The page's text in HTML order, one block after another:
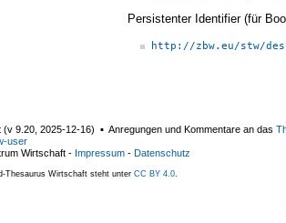
Persistenter Identifier (für
http://zbw.eu/stw/
(v 9.20 2025-12-16) ▪ Anregungen und Kommentare an das
user
Wirtschaft - Impressum - Datenschutz
Thesaurus Wirtschaft steht unter CC BY 4.0